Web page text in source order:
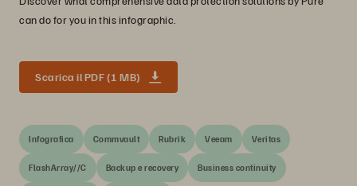
can do for you in this infographic.
Scarica il PDF (1 MB)
Infografica Commvault Rubrik Veeam Veritas
FlashArray//C Backup e recovery Business continuity